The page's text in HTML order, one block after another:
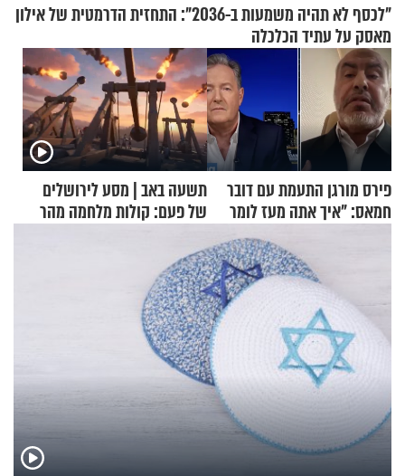
"לכסף לא תהיה משמעות ב-2036": התחזית הדרמטית של אילון
מאסק על עתיד הכלכלה
פירס מורגן התעמת עם דובר
חמאס: "איך אתה מעז לומר
שלא ביצעתם פשעי מלחמה?!"
תשעה באב | מסע לירושלים
של פעם: קולות מלחמה מהר